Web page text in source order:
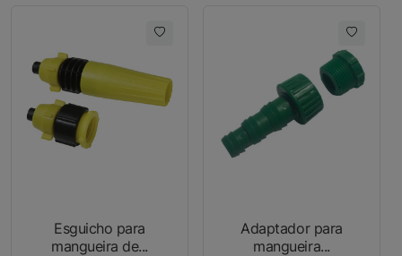
Esguicho para
mangueira de...
Adaptador para
mangueira...